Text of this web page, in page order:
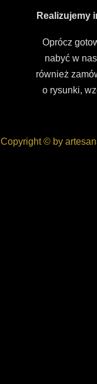
Realizujemy
Oprócz
nabyć w
również
o rysunki,
Copyright © by